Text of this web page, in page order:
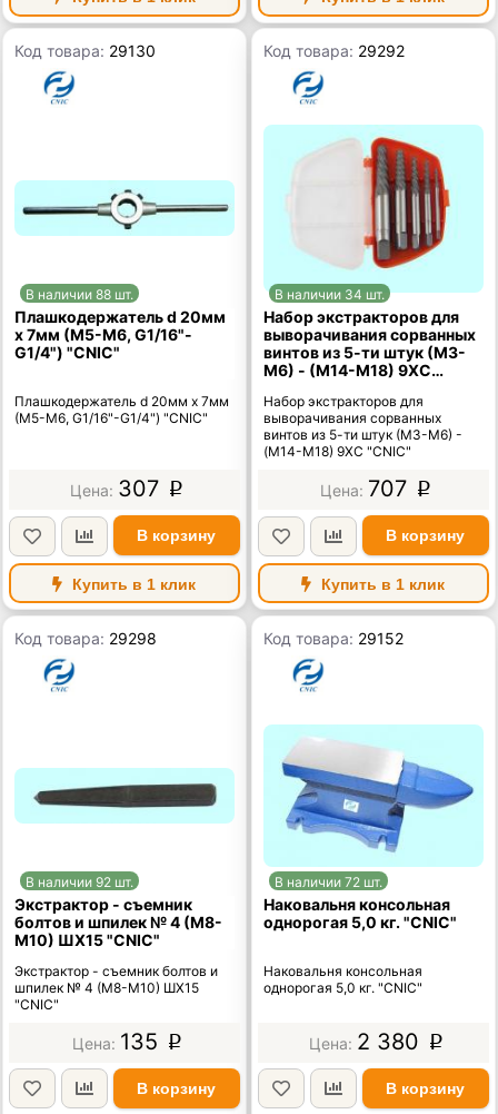
Код товара: 29130
В наличии 88 шт.
Плашкодержатель d 20мм
х 7мм (М5-М6, G1/16"-
G1/4") "CNIC"
Плашкодержатель d 20мм х 7мм
(М5-М6, G1/16"-G1/4") "CNIC"
307 p
В корзину
Купить в 1 клик
Код товара: 29292
В наличии 34 шт.
Набор экстракторов для
выворачивания сорванных
винтов из 5-ти штук (М3-
М6) - (М14-М18) 9ХС
Набор экстракторов для
выворачивания сорванных
винтов из 5-ти штук (М3-М6) -
(М14-М18) 9ХС "CNIC"
707 p
В корзину
Купить в 1 клик
Код товара: 29298
В наличии 92 шт.
Экстрактор - съемник
болтов и шпилек № 4 (М8-
М10) ШХ15 "CNIC"
Экстрактор - съемник болтов и
шпилек № 4 (М8-М10) ШХ15
"CNIC"
135 p
В корзину
Код товара: 29152
В наличии 72 шт.
Наковальня консольная
однорогая 5,0 кг. "CNIC"
Наковальня консольная
однорогая 5,0 кг. "CNIC"
2 380 p
В корзину